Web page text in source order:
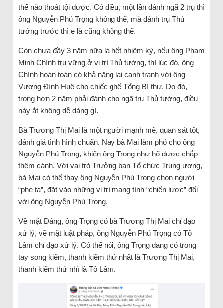
thể nào thoát tội được. Có điều, một lần đánh ngã 2 trụ thì
ông Nguyễn Phú Trọng không thể, mà đánh trụ Thủ
tướng trước thì e là cũng không thể.
Còn chưa đầy 3 năm nữa là hết nhiệm kỳ, nếu ông Phạm
Minh Chính trụ vững ở vị trí Thủ tướng, thì lúc đó, ông
Chính hoàn toàn có khả năng lại cạnh tranh với ông
Vương Đình Huệ cho chiếc ghế Tổng Bí thư. Do đó,
trong hơn 2 năm phải đánh cho ngã trụ Thủ tướng, điều
này ắt không dễ dàng gì.
Bà Trương Thị Mai là một người mạnh mẽ, quan sát tốt,
đánh giá tình hình chuẩn. Nay bà Mai làm phó cho ông
Nguyễn Phú Trọng, khiến ông Trọng như hổ được chắp
thêm cánh. Với vai trò Trưởng ban Tổ chức Trung ương,
bà Mai có thể thay ông Nguyễn Phú Trọng chọn người
“phe ta”, đặt vào những vị trí mang tính “chiến lược” đối
với ông Nguyễn Phú Trọng.
Về mặt Đảng, ông Trọng có bà Trương Thị Mai chỉ đạo
xử lý, về mặt luật pháp, ông Nguyễn Phú Trọng có Tô
Lâm chỉ đạo xử lý. Có thể nói, ông Trọng đang có trong
tay song kiếm, thanh kiếm thứ nhất là Trương Thị Mai,
thanh kiếm thứ nhì là Tô Lâm.